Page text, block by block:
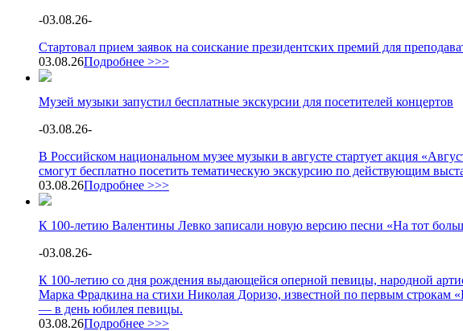
-03.08.26-
Стартовал прием заявок на соискание президентских премий для
03.08.26Подробнее >>>
Музей музыки запустил бесплатные экскурсии для посетителей концертов
-03.08.26-
В Российском национальном музее музыки в августе стартует акция
смогут бесплатно посетить тематическую экскурсию по действующим
03.08.26Подробнее >>>
К 100-летию Валентины Левко записали новую версию песни «На тот
-03.08.26-
К 100-летию со дня рождения выдающейся оперной певицы, народной
Марка Фрадкина на стихи Николая Доризо, известной по первым строкам
— в день юбилея певицы.
03.08.26Подробнее >>>